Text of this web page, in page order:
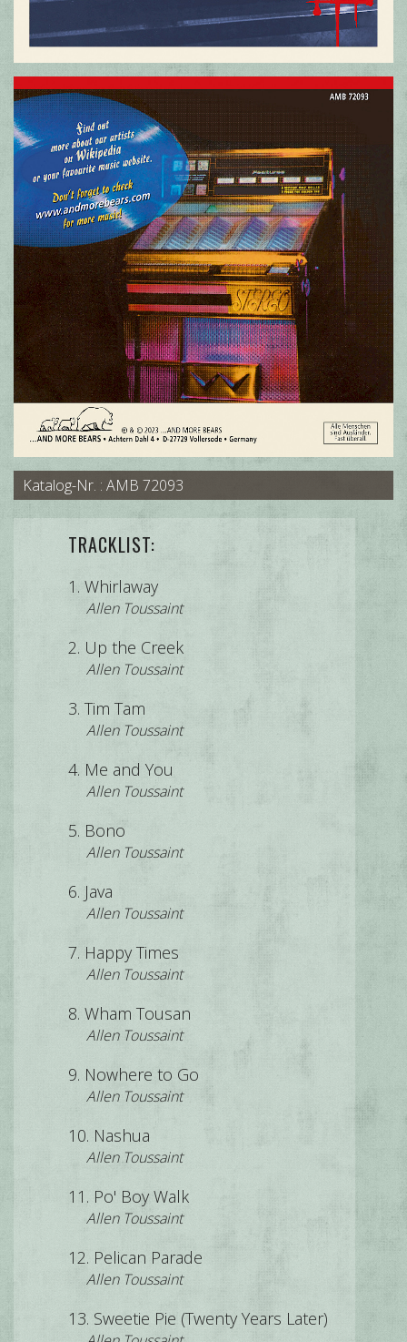
Katalog-Nr. : AMB 72093
TRACKLIST:
Whirlaway
Allen Toussaint
Up the Creek
Allen Toussaint
Tim Tam
Allen Toussaint
Me and You
Allen Toussaint
Bono
Allen Toussaint
Java
Allen Toussaint
Happy Times
Allen Toussaint
Wham Tousan
Allen Toussaint
Nowhere to Go
Allen Toussaint
Nashua
Allen Toussaint
Po' Boy Walk
Allen Toussaint
Pelican Parade
Allen Toussaint
Sweetie Pie (Twenty Years Later)